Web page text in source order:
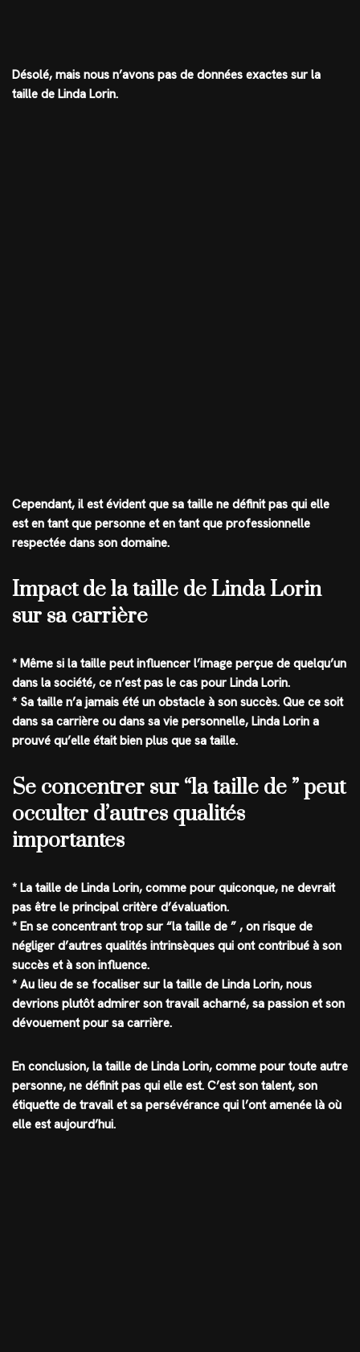
Désolé, mais nous n’avons pas de données exactes sur la
taille de Linda Lorin.
Cependant, il est évident que sa taille ne définit pas qui elle
est en tant que personne et en tant que professionnelle
respectée dans son domaine.
Impact de la taille de Linda Lorin
sur sa carrière
* Même si la taille peut influencer l’image perçue de quelqu’un
dans la société, ce n’est pas le cas pour Linda Lorin.
* Sa taille n’a jamais été un obstacle à son succès. Que ce soit
dans sa carrière ou dans sa vie personnelle, Linda Lorin a
prouvé qu’elle était bien plus que sa taille.
Se concentrer sur “la taille de ” peut
occulter d’autres qualités
importantes
* La taille de Linda Lorin, comme pour quiconque, ne devrait
pas être le principal critère d’évaluation.
* En se concentrant trop sur “la taille de ” , on risque de
négliger d’autres qualités intrinsèques qui ont contribué à son
succès et à son influence.
* Au lieu de se focaliser sur la taille de Linda Lorin, nous
devrions plutôt admirer son travail acharné, sa passion et son
dévouement pour sa carrière.
En conclusion, la taille de Linda Lorin, comme pour toute autre
personne, ne définit pas qui elle est. C’est son talent, son
étiquette de travail et sa persévérance qui l’ont amenée là où
elle est aujourd’hui.